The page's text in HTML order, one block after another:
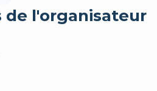
de l'organisateur